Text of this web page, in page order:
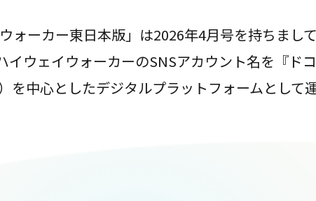
ォーカー東日本版」は2026年4月号を持ちまし
イウェイウォーカーのSNSアカウント名を『ド
を中心としたデジタルプラットフォームとして